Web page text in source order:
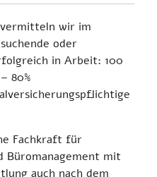
vermitteln wir im
oder
in Arbeit: 100
80%
Fachkraft für
Büromanagement mit
auch nach dem